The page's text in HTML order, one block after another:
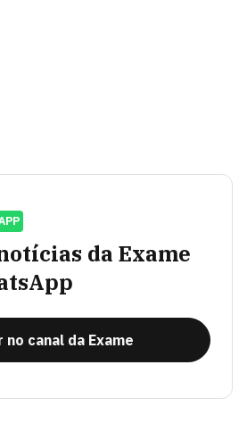
da Exame
no canal da Exame